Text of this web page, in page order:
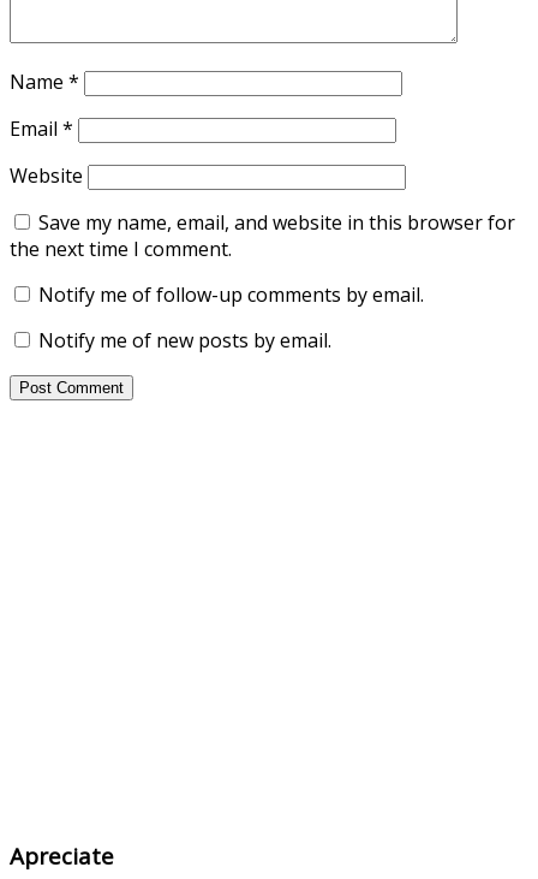
Name *
Email *
Website
Save my name, email, and website in this browser for
the next time I comment.
Notify me of follow-up comments by email.
Notify me of new posts by email.
Apreciate